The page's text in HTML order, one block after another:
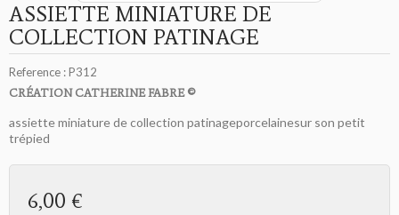
ASSIETTE MINIATURE DE
COLLECTION PATINAGE
Reference :P312
CRÉATION CATHERINE FABRE ©
assiette miniature de collection patinageporcelainesur son petit
trépied
6,00 €